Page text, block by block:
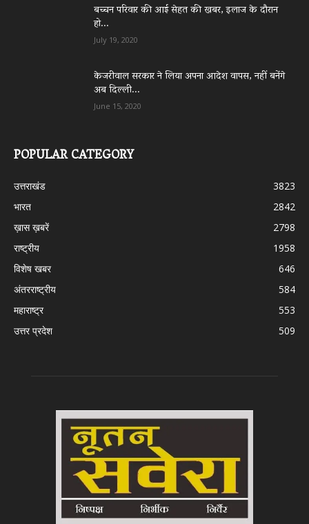
बच्चन परिवार की आई सेहत की खबर, इलाज के दौरान
हो...
July 19, 2020
केजरीवाल सरकार ने लिया अपना आदेश वापस, नहीं बनेंगे
अब दिल्ली...
June 15, 2020
POPULAR CATEGORY
उत्तराखंड
3823
भारत
2842
ख़ास ख़बरें
2798
राष्ट्रीय
1958
विशेष खबर
646
अंतरराष्ट्रीय
584
महाराष्ट्र
553
उत्तर प्रदेश
509